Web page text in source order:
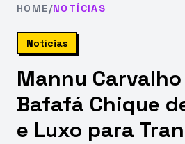
HOME/NOTÍCIAS
Notícias
Mannu
Bafafá Chique
e Luxo para